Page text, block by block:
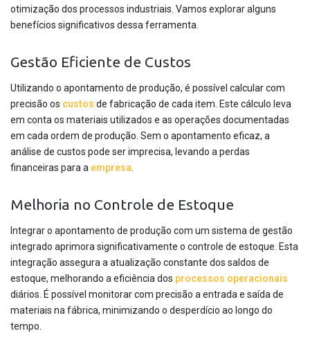
otimização dos processos industriais. Vamos explorar alguns
benefícios significativos dessa ferramenta.
Gestão Eficiente de Custos
Utilizando o apontamento de produção, é possível calcular com
precisão os custos de fabricação de cada item. Este cálculo leva
em conta os materiais utilizados e as operações documentadas
em cada ordem de produção. Sem o apontamento eficaz, a
análise de custos pode ser imprecisa, levando a perdas
financeiras para a empresa
Melhoria no Controle de Estoque
Integrar o apontamento de produção com um sistema de gestão
integrado aprimora significativamente o controle de estoque. Esta
integração assegura a atualização constante dos saldos de
estoque, melhorando a eficiência dos processos operacionais
diários. É possível monitorar com precisão a entrada e saída de
materiais na fábrica, minimizando o desperdício ao longo do
tempo.